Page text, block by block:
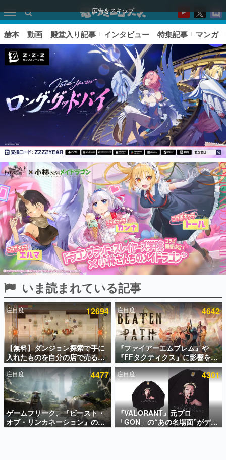
広告をスキップ
ピックアップ
電ファミのいま読まれている記事ランキング
アプリセール情報
インタビュー
連載・特集一覧
殿堂入り記事
SNS拡散数が数千以上！ ページビュー数万以上！ などな
ど。多くの人々に読まれた、電ファミ渾身の“殿堂入り”記
事をまとめました。
ゲームの企画書
名作ゲームクリエイターの方々に製作時のエピソードをお
聞きし、ヒットする企画（ゲーム）とは何か？を探ってい
きます。
赫本
この物語を解いてはいけない。『赫本』は、〈試験問題〉
の形をした短編ホラー小説集です。
新世代に訊く
これからのデジタルゲーム市場を担う若きクリエイター達
の姿を追い、彼らのルーツと情熱を探っていきます。
赫本 動画 殿堂入り記事 インタビュー 特集記事 マンガ
いま読まれている記事
注目度 12694
【無料】ダンジョン探索で手に
入れたものを自分の店で売るゲ
ーム『Moonlighter』がSteam
にて無料配布中！続編
『Moonlighter 2』の9月2日正
式リリースを記念したキャンペ
ーン
注目度 4642
『ファイアーエムブレム』や
『FFタクティクス』に影響を受
けた新作戦略RPG『Beaten
Path』2027年に発売へ。
PC（Steam）、PS5、Xbox、
Switch向けにリリース予定
注目度 4477
ゲームフリーク、『ビースト・
オブ・リンカネーション』の継
続的なアプデ方針を表明。ユー
注目度 4301
『VALORANT』元プロ
「GON」の“あの名場面”がデザ
インされた新作グッズが本日8月